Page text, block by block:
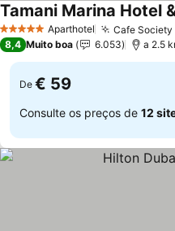
5 Estrelas Aparthotel Cafe Society
Tamani Marina Hotel
8,4 Muito boa 6.053 a 2.5
De € 59
Consulte os preços de 12